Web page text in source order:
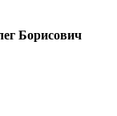
Борисович